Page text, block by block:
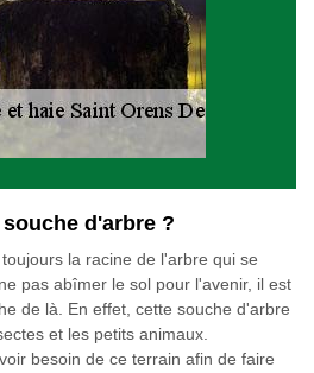
d'arbre ?
la racine de l'arbre qui se
pas abîmer le sol pour l'avenir, il est
de là. En effet, cette souche d'arbre
et les petits animaux.
besoin de ce terrain afin de faire